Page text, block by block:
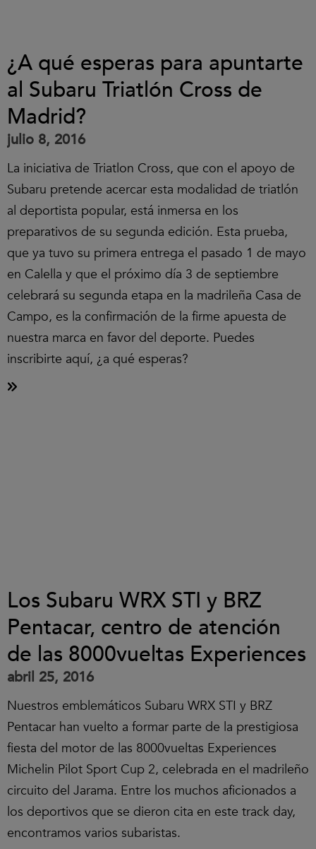
¿A qué esperas para apuntarte
al Subaru Triatlón Cross de
Madrid?
julio 8, 2016
La iniciativa de Triatlon Cross, que con el apoyo de
Subaru pretende acercar esta modalidad de triatlón
al deportista popular, está inmersa en los
preparativos de su segunda edición. Esta prueba,
que ya tuvo su primera entrega el pasado 1 de mayo
en Calella y que el próximo día 3 de septiembre
celebrará su segunda etapa en la madrileña Casa de
Campo, es la confirmación de la firme apuesta de
nuestra marca en favor del deporte. Puedes
inscribirte aquí, ¿a qué esperas?
Los Subaru WRX STI y BRZ
Pentacar, centro de atención
de las 8000vueltas Experiences
abril 25, 2016
Nuestros emblemáticos Subaru WRX STI y BRZ
Pentacar han vuelto a formar parte de la prestigiosa
fiesta del motor de las 8000vueltas Experiences
Michelin Pilot Sport Cup 2, celebrada en el madrileño
circuito del Jarama. Entre los muchos aficionados a
los deportivos que se dieron cita en este track day,
encontramos varios subaristas.